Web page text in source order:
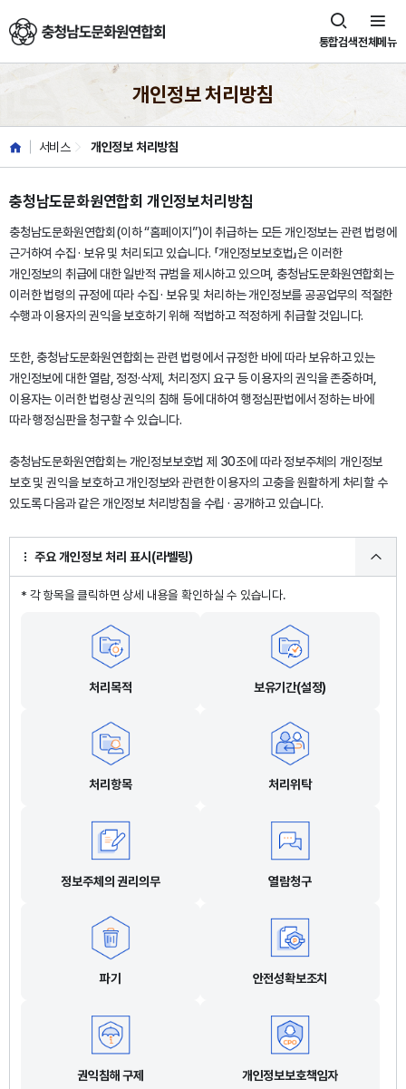
충청남도문화원연합회
통합검색전체메뉴
개인정보 처리방침
서비스 개인정보 처리방침
충청남도문화원연합회 개인정보처리방침
충청남도문화원연합회(이하 “홈페이지”)이 취급하는 모든 개인정보는 관련 법령에
근거하여 수집 · 보유 및 처리되고 있습니다. 「개인정보보호법」은 이러한
개인정보의 취급에 대한 일반적 규범을 제시하고 있으며, 충청남도문화원연합회는
이러한 법령의 규정에 따라 수집 · 보유 및 처리하는 개인정보를 공공업무의 적절한
수행과 이용자의 권익을 보호하기 위해 적법하고 적정하게 취급할 것입니다.
또한, 충청남도문화원연합회는 관련 법령에서 규정한 바에 따라 보유하고 있는
개인정보에 대한 열람, 정정·삭제, 처리정지 요구 등 이용자의 권익을 존중하며,
이용자는 이러한 법령상 권익의 침해 등에 대하여 행정심판법에서 정하는 바에
따라 행정심판을 청구할 수 있습니다.
충청남도문화원연합회는 개인정보보호법 제 30조에 따라 정보주체의 개인정보
보호 및 권익을 보호하고 개인정보와 관련한 이용자의 고충을 원활하게 처리할 수
있도록 다음과 같은 개인정보 처리방침을 수립 · 공개하고 있습니다.
주요 개인정보 처리 표시(라벨링)
* 각 항목을 클릭하면 상세 내용을 확인하실 수 있습니다.
처리목적 보유기간(설정)
처리항목 처리위탁
정보주체의 권리의무 열람청구
파기 안전성확보조치
권익침해 구제 개인정보보호책임자